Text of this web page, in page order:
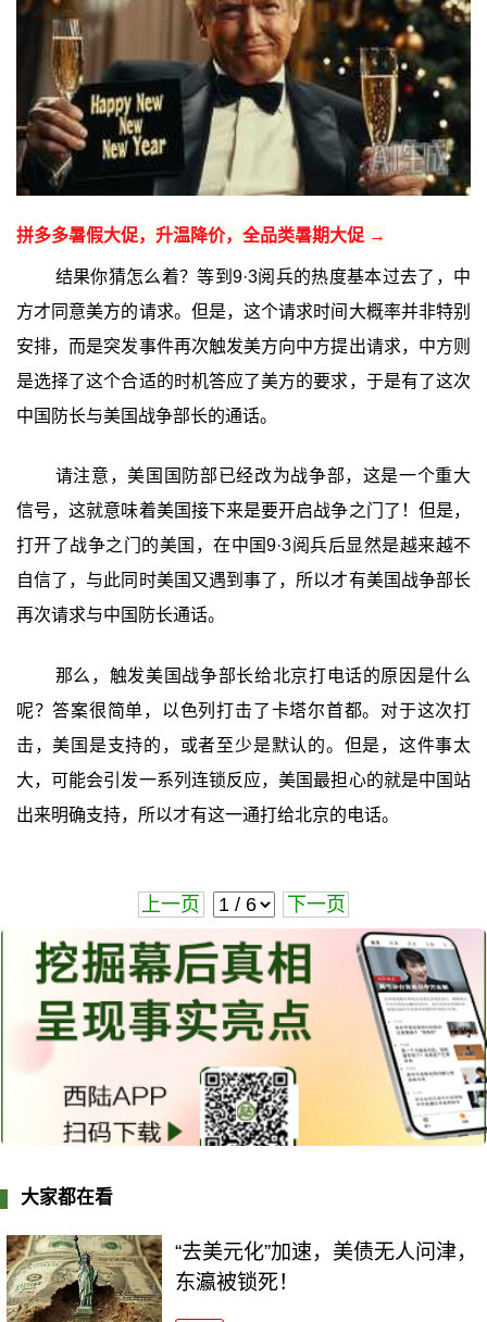
拼多多暑假大促，升温降价，全品类暑期大促 →
结果你猜怎么着？等到9·3阅兵的热度基本过去了，中
方才同意美方的请求。但是，这个请求时间大概率并非特别
安排，而是突发事件再次触发美方向中方提出请求，中方则
是选择了这个合适的时机答应了美方的要求，于是有了这次
中国防长与美国战争部长的通话。
请注意，美国国防部已经改为战争部，这是一个重大
信号，这就意味着美国接下来是要开启战争之门了！但是，
打开了战争之门的美国，在中国9·3阅兵后显然是越来越不
自信了，与此同时美国又遇到事了，所以才有美国战争部长
再次请求与中国防长通话。
那么，触发美国战争部长给北京打电话的原因是什么
呢？答案很简单，以色列打击了卡塔尔首都。对于这次打
击，美国是支持的，或者至少是默认的。但是，这件事太
大，可能会引发一系列连锁反应，美国最担心的就是中国站
出来明确支持，所以才有这一通打给北京的电话。
上一页 下一页
大家都在看
“去美元化”加速，美债无人问津，
东瀛被锁死！